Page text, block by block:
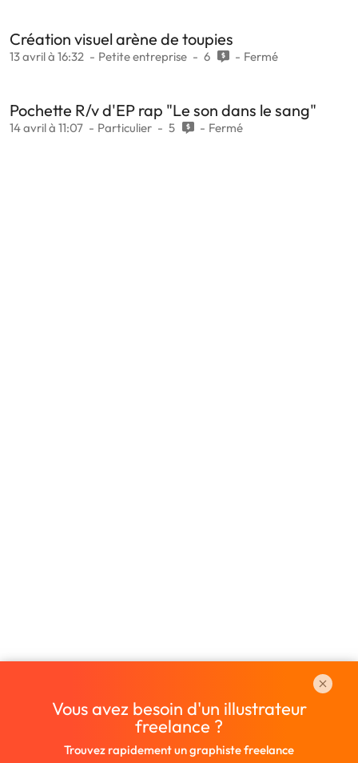
Création visuel arène de toupies
13 avril à 16:32 Petite entreprise 6 Fermé
Pochette R/v d'EP rap "Le son dans le sang"
14 avril à 11:07 Particulier 5 Fermé
Vous avez besoin d'un illustrateur
freelance ?
Trouvez rapidement un graphiste freelance